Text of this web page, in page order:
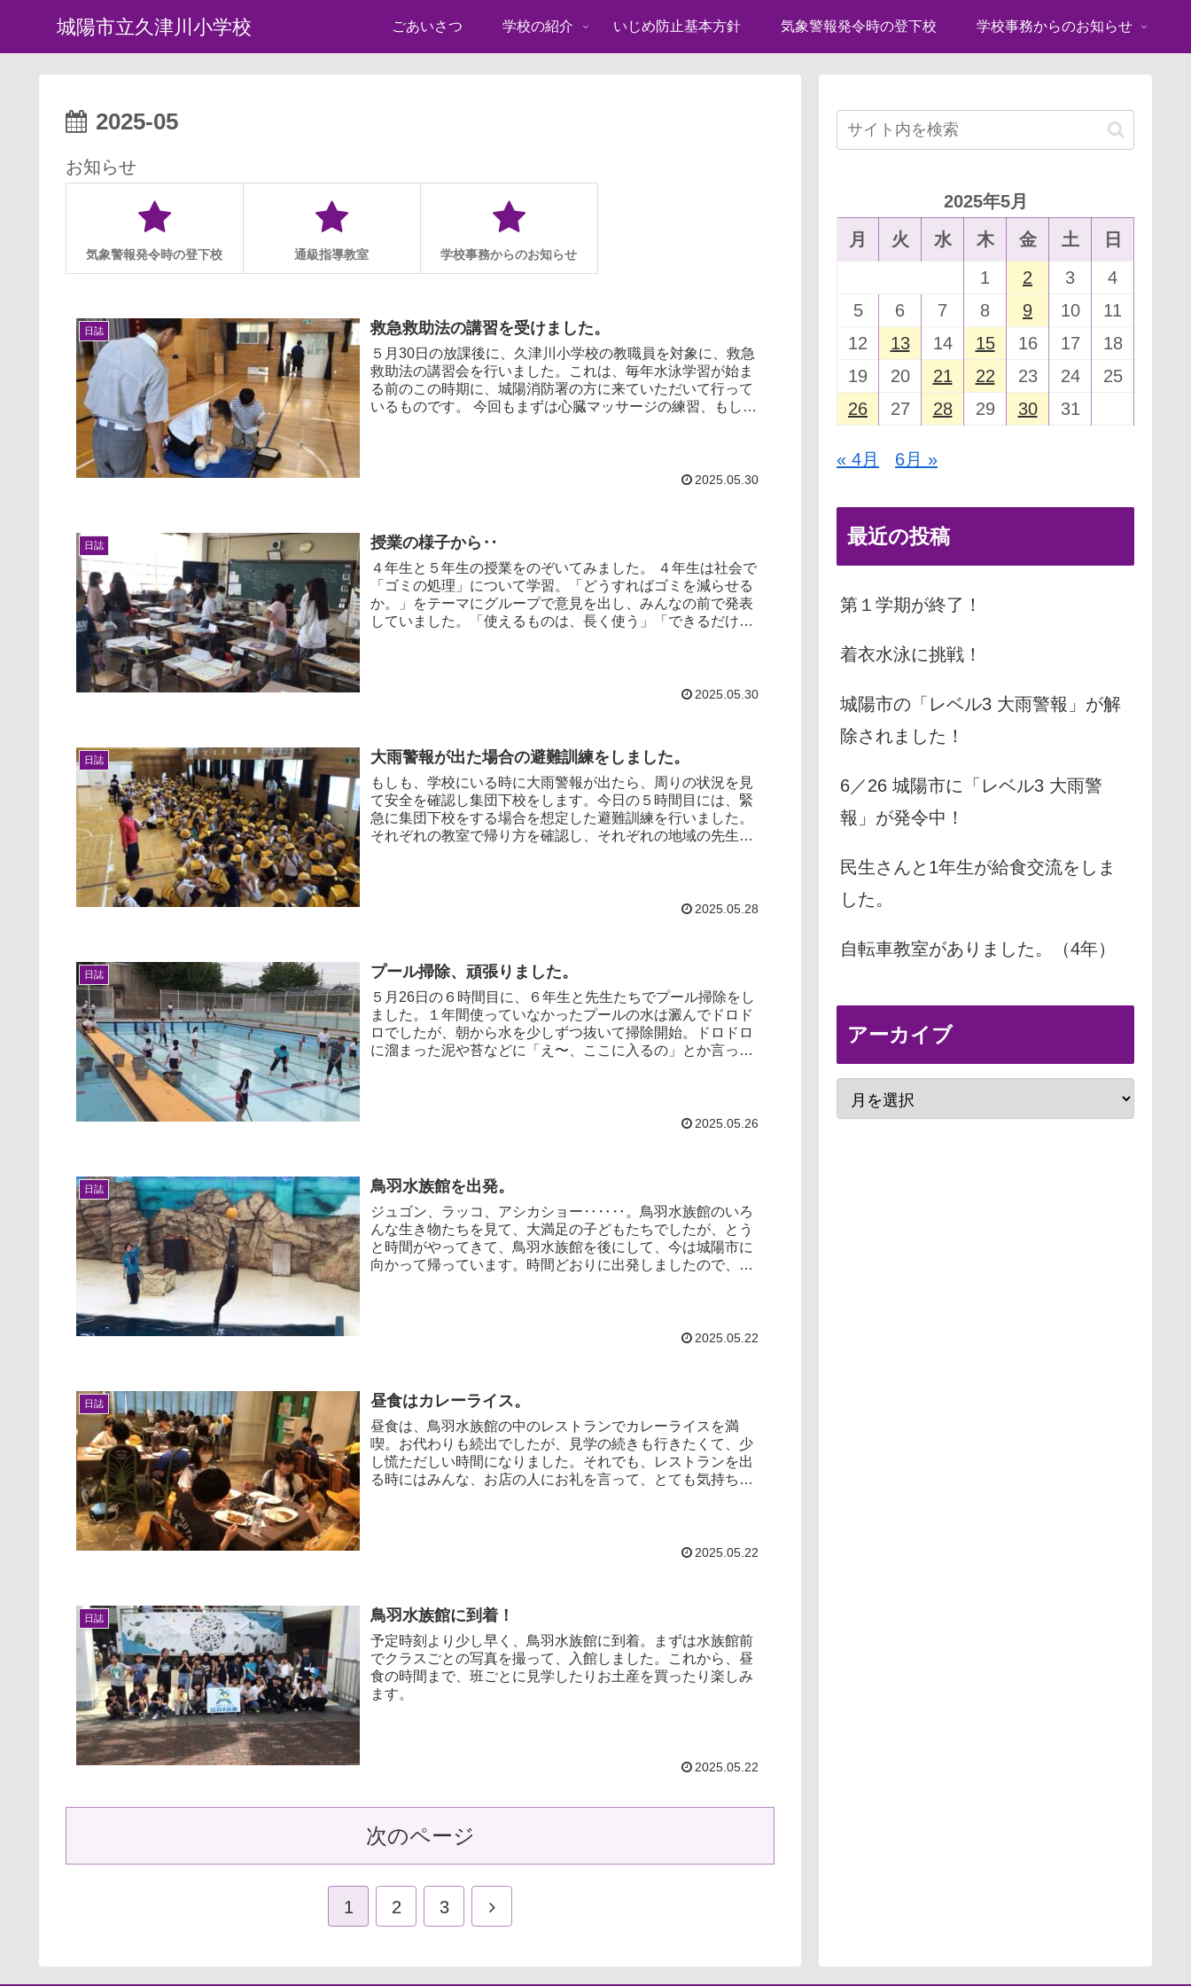
城陽市立久津川小学校 ごあいさつ 学校の紹介 いじめ防止基本方針 気象警報発令時の登下校 学校事務からのお知らせ
2025-05
お知らせ
気象警報発令時の登下校 通級指導教室 学校事務からのお知らせ
日誌 救急救助法の講習を受けました。
５月30日の放課後に、久津川小学校の教職員を対象に、救急
救助法の講習会を行いました。これは、毎年水泳学習が始ま
る前のこの時期に、城陽消防署の方に来ていただいて行って
いるものです。 今回もまずは心臓マッサージの練習、もし倒
2025.05.30
日誌 授業の様子から‥
４年生と５年生の授業をのぞいてみました。 ４年生は社会で
「ゴミの処理」について学習。「どうすればゴミを減らせる
か。」をテーマにグループで意見を出し、みんなの前で発表
していました。「使えるものは、長く使う」「できるだけリ
2025.05.30
日誌 大雨警報が出た場合の避難訓練をしました。
もしも、学校にいる時に大雨警報が出たら、周りの状況を見
て安全を確認し集団下校をします。今日の５時間目には、緊
急に集団下校をする場合を想定した避難訓練を行いました。
それぞれの教室で帰り方を確認し、それぞれの地域の先生に
2025.05.28
日誌 プール掃除、頑張りました。
５月26日の６時間目に、６年生と先生たちでプール掃除をし
ました。１年間使っていなかったプールの水は澱んでドロド
ロでしたが、朝から水を少しずつ抜いて掃除開始。ドロドロ
に溜まった泥や苔などに「え〜、ここに入るの」とか言って
2025.05.26
日誌 鳥羽水族館を出発。
ジュゴン、ラッコ、アシカショー‥‥‥。鳥羽水族館のいろ
んな生き物たちを見て、大満足の子どもたちでしたが、とう
と時間がやってきて、鳥羽水族館を後にして、今は城陽市に
向かって帰っています。時間どおりに出発しましたので、順
2025.05.22
日誌 昼食はカレーライス。
昼食は、鳥羽水族館の中のレストランでカレーライスを満
喫。お代わりも続出でしたが、見学の続きも行きたくて、少
し慌ただしい時間になりました。それでも、レストランを出
る時にはみんな、お店の人にお礼を言って、とても気持ち良
2025.05.22
日誌 鳥羽水族館に到着！
予定時刻より少し早く、鳥羽水族館に到着。まずは水族館前
でクラスごとの写真を撮って、入館しました。これから、昼
食の時間まで、班ごとに見学したりお土産を買ったり楽しみ
ます。
2025.05.22
次のページ
1 2 3
2025年5月
月
火 水 木 金 土
日
1
2 3
4
5
6 7 8 9 10
11
12
13 14 15 16 17
18
19
20 21 22 23 24
25
26
27 28 29 30 31
« 4月 6月 »
最近の投稿
第１学期が終了！
着衣水泳に挑戦！
城陽市の「レベル3 大雨警報」が解
除されました！
6／26 城陽市に「レベル3 大雨警
報」が発令中！
民生さんと1年生が給食交流をしま
した。
自転車教室がありました。（4年）
アーカイブ